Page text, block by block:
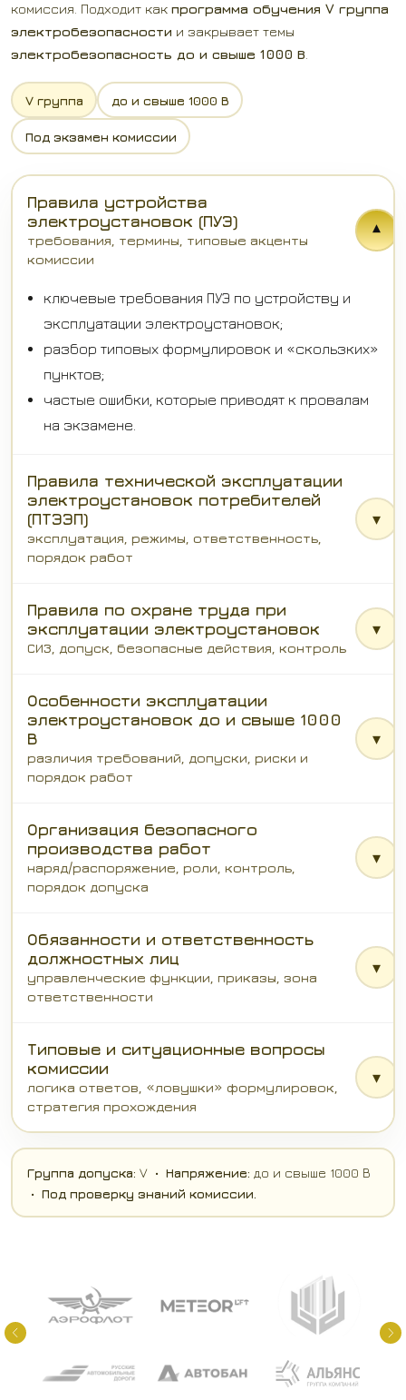
комиссия. Подходит как программа обучения V группа
электробезопасности и закрывает темы
электробезопасность до и свыше 1000 В
V группа до и свыше 1000 В
Под экзамен комиссии
Правила устройства
электроустановок (ПУЭ)
требования, термины, типовые акценты
комиссии
▾
ключевые требования ПУЭ по устройству и
эксплуатации электроустановок;
разбор типовых формулировок и «скользких»
пунктов;
частые ошибки, которые приводят к провалам
на экзамене.
Правила технической эксплуатации
электроустановок потребителей
(ПТЭЭП)
эксплуатация, режимы, ответственность,
порядок работ
▾
Правила по охране труда при
эксплуатации электроустановок
СИЗ, допуск, безопасные действия, контроль
▾
Особенности эксплуатации
электроустановок до и свыше 1000
В
различия требований, допуски, риски и
порядок работ
▾
Организация безопасного
производства работ
наряд/распоряжение, роли, контроль,
порядок допуска
▾
Обязанности и ответственность
должностных лиц
управленческие функции, приказы, зона
ответственности
▾
Типовые и ситуационные вопросы
комиссии
логика ответов, «ловушки» формулировок,
стратегия прохождения
▾
Группа допуска: V • Напряжение: до и свыше 1000 В
• Под проверку знаний комиссии.